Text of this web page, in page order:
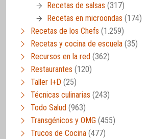
Recetas de salsas (317)
Recetas en microondas (174)
Recetas de los Chefs (1.259)
Recetas y cocina de escuela (35)
Recursos en la red (362)
Restaurantes (120)
Taller I+D (25)
Técnicas culinarias (243)
Todo Salud (963)
Transgénicos y OMG (455)
Trucos de Cocina (477)